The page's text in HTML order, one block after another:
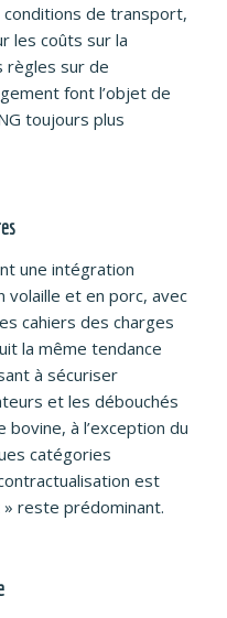
de transport,
les coûts sur la
règles sur de
font l’objet de
toujours plus
une intégration
volaille et en porc, avec
cahiers des charges
la même tendance
à sécuriser
et les débouchés
à l’exception du
catégories
est
reste prédominant.